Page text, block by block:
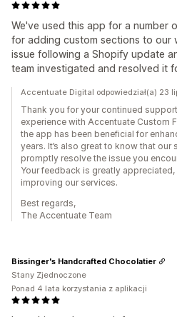
We've used this app for a number
for adding custom sections to our
issue following a Shopify update
team investigated and resolved it
Accentuate Digital odpowiedział(a) 23
Thank you for your continued
experience with Accentuate Custom
the app has been beneficial for
years. It’s also great to know that
promptly resolve the issue you
Your feedback is greatly
improving our services.
Best regards,
The Accentuate Team
Bissinger's Handcrafted Chocolatier
Stany Zjednoczone
Ponad 4 lata korzystania z aplikacji